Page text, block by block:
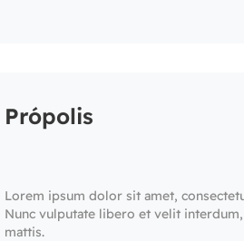
Própolis
Lorem ipsum dolor sit amet,
Nunc vulputate libero et velit
mattis.